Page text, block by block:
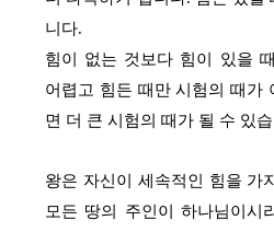
니다.
힘이 없는 것보다 힘이 있을
어렵고 힘든 때만 시험의 때가
면 더 큰 시험의 때가 될 수 있
왕은 자신이 세속적인 힘을 가
모든 땅의 주인이 하나님이시